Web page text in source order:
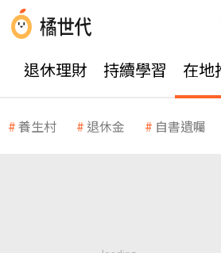
退休理財 持續學習 在地
養生村 退休金 自書遺囑